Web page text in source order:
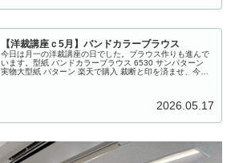
【洋裁講座ｃ5月】バンドカラーブラウス
今日は月一の洋裁講座の日でした。ブラウス作りも進んで
います。型紙 バンドカラーブラウス 6530 サンパターン
実物大型紙 パターン 楽天で購入 裁断と印を済ませ、今日
2026.05.17